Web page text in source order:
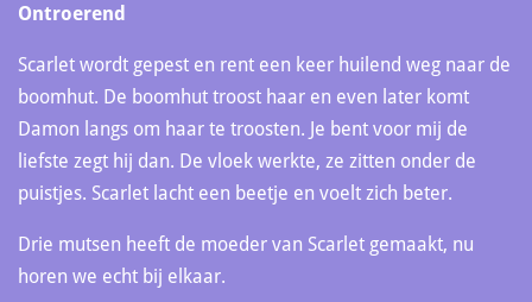
Ontroerend
Scarlet wordt gepest en rent een keer huilend weg naar de
boomhut. De boomhut troost haar en even later komt
Damon langs om haar te troosten. Je bent voor mij de
liefste zegt hij dan. De vloek werkte, ze zitten onder de
puistjes. Scarlet lacht een beetje en voelt zich beter.
Drie mutsen heeft de moeder van Scarlet gemaakt, nu
horen we echt bij elkaar.